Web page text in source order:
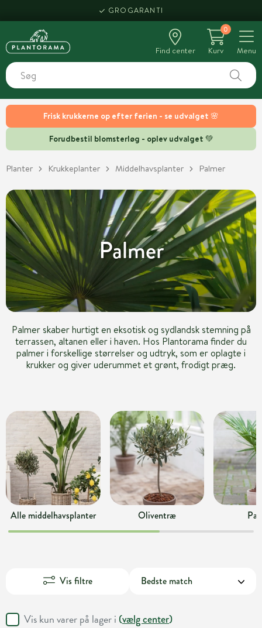
Frisk krukkerne op efter ferien - se udvalget 🌸
Forudbestil blomsterløg - oplev udvalget 💚
GROGARANTI
Find center
0
Kurv
Menu
Planter Krukkeplanter Middelhavsplanter Palmer
Palmer
Palmer skaber hurtigt en eksotisk og sydlandsk stemning på
terrassen, altanen eller i haven. Hos Plantorama finder du
palmer i forskellige størrelser og udtryk, som er oplagte i
krukker og giver uderummet et grønt, frodigt præg.
Alle middelhavsplanter Oliventræ
Vis filtre
Vis kun varer på lager i (vælg center)